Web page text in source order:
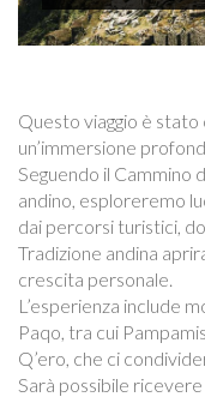
Questo viaggio è
un’immersione
Seguendo il Cammino
andino, esploreremo
dai percorsi turistici,
Tradizione andina
crescita personale.
L’esperienza include
Paqo, tra cui
Q’ero, che ci
Sarà possibile